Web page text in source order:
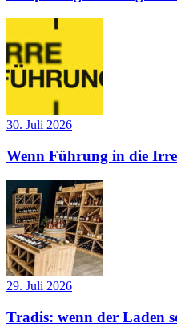
30. Juli 2026
Wenn Führung in die
29. Juli 2026
Tradis: wenn der Laden